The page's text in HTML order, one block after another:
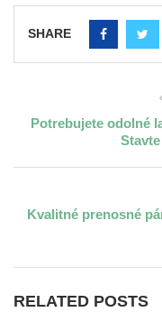
SHARE
Potrebujete odolné
Kvalitné prenosné
RELATED POSTS